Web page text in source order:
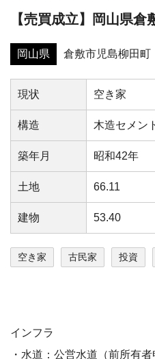
【売買成立】岡山県
岡山県 倉敷市児島柳田町
現状 空き家
構造 木造セメン
築年⽉ 昭和42年
⼟地 66.11
建物 53.40
空き家 古民家 投資
インフラ
・水道：公営水道（前所有者